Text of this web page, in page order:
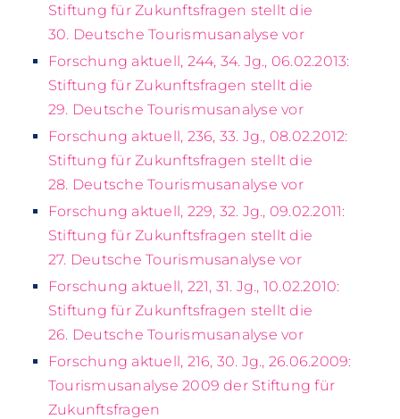
Stiftung für Zukunftsfragen stellt die
30. Deutsche Tourismusanalyse vor
Forschung aktuell, 244, 34. Jg., 06.02.2013:
Stiftung für Zukunftsfragen stellt die
29. Deutsche Tourismusanalyse vor
Forschung aktuell, 236, 33. Jg., 08.02.2012:
Stiftung für Zukunftsfragen stellt die
28. Deutsche Tourismusanalyse vor
Forschung aktuell, 229, 32. Jg., 09.02.2011:
Stiftung für Zukunftsfragen stellt die
27. Deutsche Tourismusanalyse vor
Forschung aktuell, 221, 31. Jg., 10.02.2010:
Stiftung für Zukunftsfragen stellt die
26. Deutsche Tourismusanalyse vor
Forschung aktuell, 216, 30. Jg., 26.06.2009:
Tourismusanalyse 2009 der Stiftung für
Zukunftsfragen